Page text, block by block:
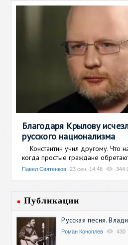
Благодаря Крылову
русского национализма
Константин учил другому. Что
когда простые граждане
Павел Святенков 23 сен, 14:48 344
Публикации
Русская песня.
Роман Коноплев 430